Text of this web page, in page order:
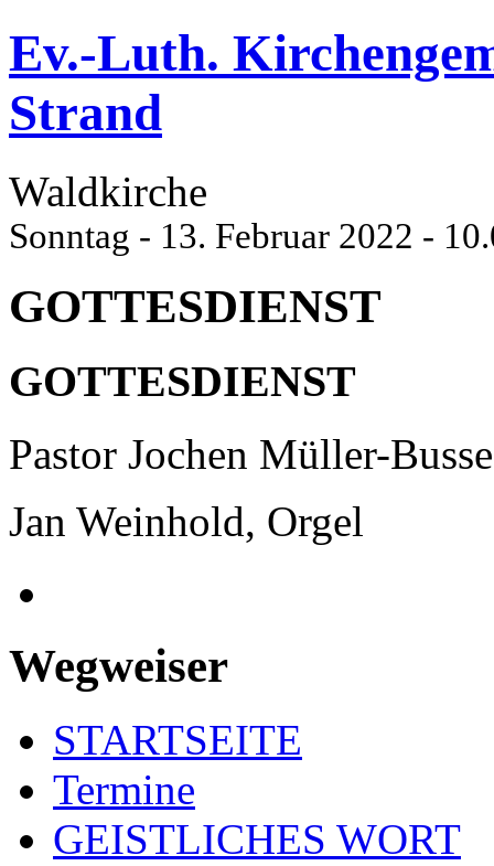
Ev.-Luth.
Strand
Waldkirche
Sonntag - 13. Februar 2022 -
GOTTESDIENST
GOTTESDIENST
Pastor Jochen Müller-
Jan Weinhold, Orgel
Wegweiser
STARTSEITE
Termine
GEISTLICHES WORT